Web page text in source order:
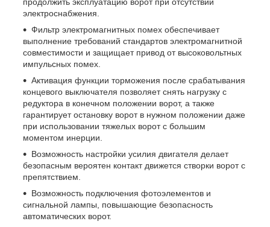
продолжить эксплуатацию ворот при отсутствии
электроснабжения.
Фильтр электромагнитных помех обеспечивает
выполнение требований стандартов электромагнитной
совместимости и защищает привод от высоковольтных
импульсных помех.
Активация функции торможения после срабатывания
концевого выключателя позволяет снять нагрузку с
редуктора в конечном положении ворот, а также
гарантирует остановку ворот в нужном положении даже
при использовании тяжелых ворот с большим
моментом инерции.
Возможность настройки усилия двигателя делает
безопасным вероятен контакт движется створки ворот с
препятствием.
Возможность подключения фотоэлементов и
сигнальной лампы, повышающие безопасность
автоматических ворот.